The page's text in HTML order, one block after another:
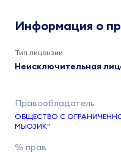
Информация о
Тип лицензии
Неисключительная
ОБЩЕСТВО С
МЬЮЗИК"